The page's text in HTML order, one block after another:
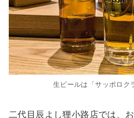
生ビールは「サッポロク
二代目辰よし狸小路店では、